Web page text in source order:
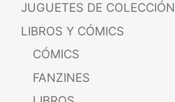
JUGUETES DE COLECCIÓN
LIBROS Y CÓMICS
CÓMICS
FANZINES